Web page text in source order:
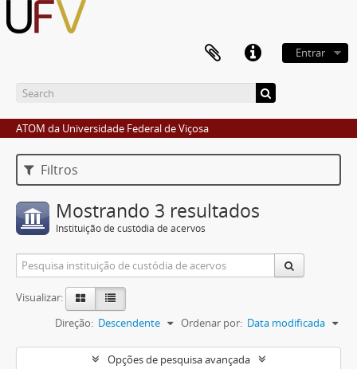
Entrar
ATOM da Universidade Federal de Viçosa
Filtros
Mostrando 3 resultados
Instituição de custódia de acervos
Visualizar:
Ordenar por: Data modificada
Direção: Descendente
Opções de pesquisa avançada